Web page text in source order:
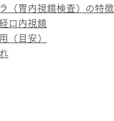
（胃内視鏡検査）の特徴
口内視鏡
（目安）